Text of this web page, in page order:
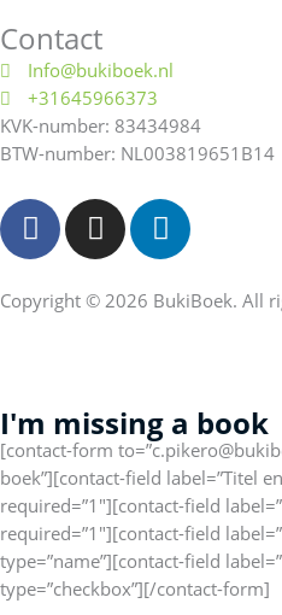
Contact
Info@bukiboek.nl
+31645966373
KVK-number: 83434984
BTW-number: NL003819651B14
F
a
c
e
k
f
I
n
s
t
a
m
L
i
n
k
n
Copyright © 2026 BukiBoek. All
I'm missing a book
[contact-form
boek”][contact-field label=”Titel
required=”1″][contact-field
required=”1″][contact-field
type=”name”][contact-field
type=”checkbox”][/contact-form]